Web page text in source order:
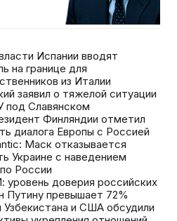
Испании вводят
на границе для
из Италии
заявил о тяжелой ситуации
под Славянском
Финляндии отметил
диалога Европы с Россией
Маск отказывается
Украине с наведением
России
доверия российских
Путину превышает 72%
и США обсудили